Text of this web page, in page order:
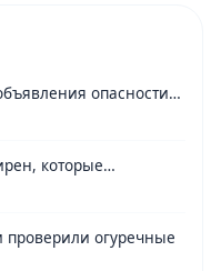
опасности…
которые…
огуречные